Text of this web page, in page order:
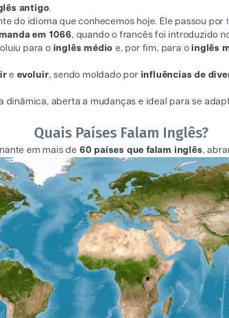
antigo.
do idioma que conhecemos hoje. Ele passou por
em 1066, quando o francês foi introduzido
para o inglês médio e, por fim, para oinglês
eevoluir, sendo moldado por influências de
dinâmica, aberta a mudanças e ideal para se
Quais Países Falam Inglês?
em mais de 60 países que falam inglês,